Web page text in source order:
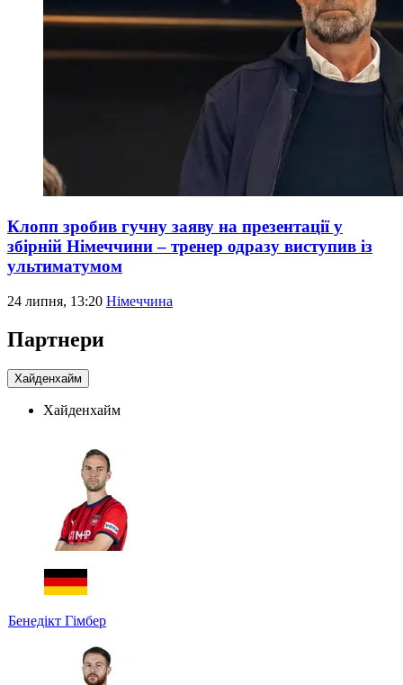
Клопп зробив гучну заяву на презентації у
збірній Німеччини – тренер одразу виступив із
ультиматумом
24 липня, 13:20 Німеччина
Партнери
Хайденхайм
Хайденхайм
Бенедікт Гімбер